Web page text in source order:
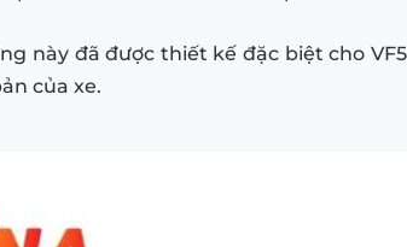
này đã được thiết kế đặc biệt cho
của xe.